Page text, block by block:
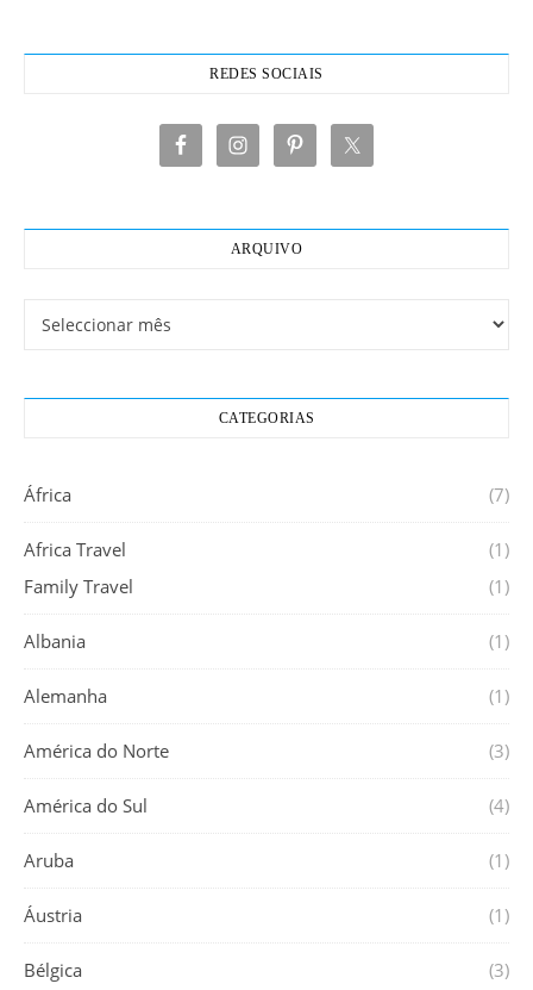
REDES SOCIAIS
ARQUIVO
Arquivo
CATEGORIAS
África (7)
Africa Travel
(1)
Family Travel
(1)
Albania (1)
Alemanha (1)
América do Norte (3)
América do Sul (4)
Aruba (1)
Áustria (1)
Bélgica (3)